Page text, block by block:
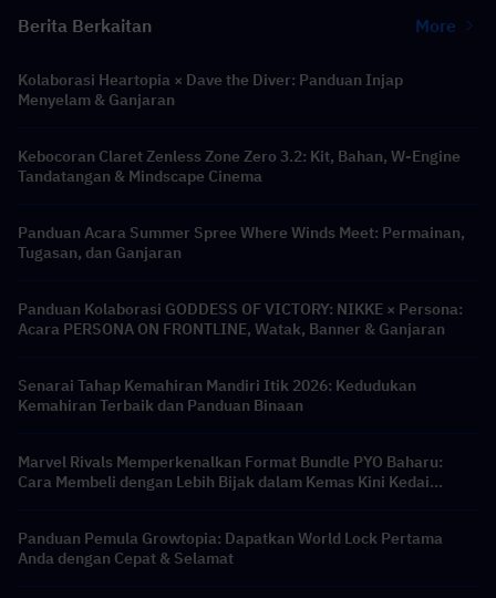
Berita Berkaitan More
Kolaborasi Heartopia × Dave the Diver: Panduan Injap
Menyelam & Ganjaran
Kebocoran Claret Zenless Zone Zero 3.2: Kit, Bahan, W-Engine
Tandatangan & Mindscape Cinema
Panduan Acara Summer Spree Where Winds Meet: Permainan,
Tugasan, dan Ganjaran
Panduan Kolaborasi GODDESS OF VICTORY: NIKKE × Persona:
Acara PERSONA ON FRONTLINE, Watak, Banner & Ganjaran
Senarai Tahap Kemahiran Mandiri Itik 2026: Kedudukan
Kemahiran Terbaik dan Panduan Binaan
Marvel Rivals Memperkenalkan Format Bundle PYO Baharu:
Cara Membeli dengan Lebih Bijak dalam Kemas Kini Kedai
Panduan Pemula Growtopia: Dapatkan World Lock Pertama
Anda dengan Cepat & Selamat